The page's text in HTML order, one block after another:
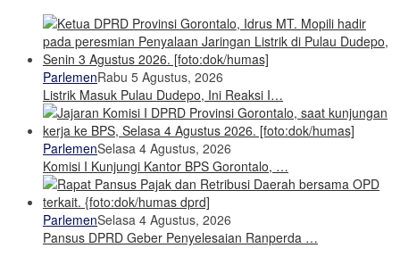
ParlemenRabu 5 Agustus, 2026
Listrik Masuk Pulau Dudepo, Ini Reaksi I…
ParlemenSelasa 4 Agustus, 2026
Komisi I Kunjungi Kantor BPS Gorontalo, …
ParlemenSelasa 4 Agustus, 2026
Pansus DPRD Geber Penyelesaian Ranperda …